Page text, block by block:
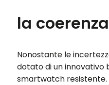
la
Nonostante le
dotato di un innovativo
smartwatch resistente.